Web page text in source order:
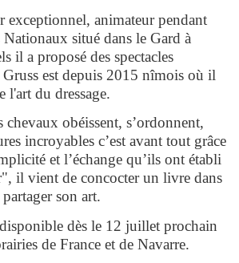
exceptionnel, animateur pendant
Nationaux situé dans le Gard à
il a proposé des spectacles
Gruss est depuis 2015 nîmois où il
l'art du dressage.
obéissent, s’ordonnent,
incroyables c’est avant tout grâce
et l’échange qu’ils ont établi
il vient de concocter un livre dans
son art.
dès le 12 juillet prochain
de France et de Navarre.